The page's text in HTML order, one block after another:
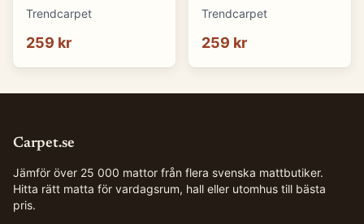
Trendcarpet
259 kr
120 cm)
Trendcarpet
259 kr
Carpet.se
Jämför över 25 000 mattor från flera svenska mattbutiker.
Hitta rätt matta för vardagsrum, hall eller utomhus till bästa
pris.